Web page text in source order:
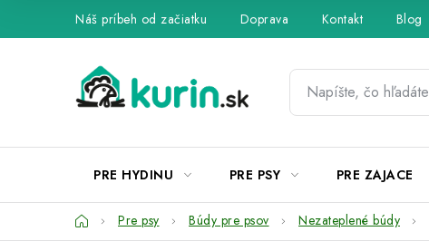
Náš príbeh od začiatku Doprava Kontakt Blog
PRE HYDINU PRE PSY PRE ZAJACE
DomovPre psy Búdy pre psov Nezateplené búdy